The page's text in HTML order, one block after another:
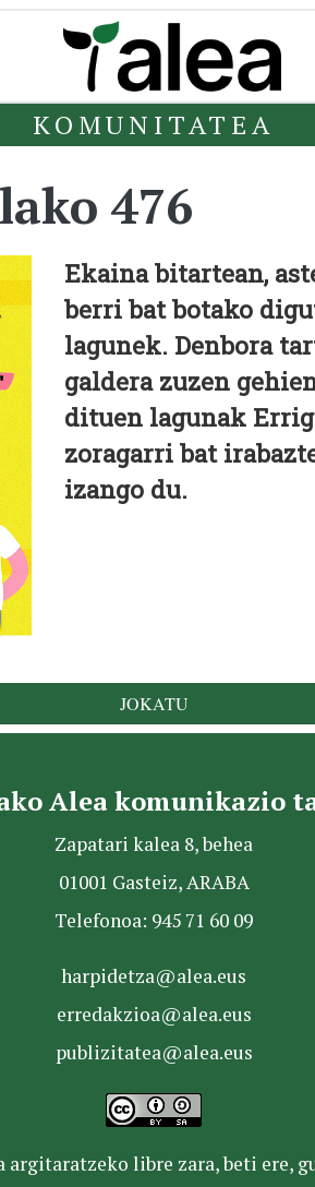
KOMUNITATEA
476
Ekaina bitartean,
berri bat botako
lagunek. Denbora
galdera zuzen
dituen lagunak
zoragarri bat
izango du.
JOKATU
Alea komunikazio
Zapatari kalea 8, behea
01001 Gasteiz, ARABA
Telefonoa: 945 71 60 09
harpidetza@alea.eus
erredakzioa@alea.eus
publizitatea@alea.eus
libre zara, beti ere,